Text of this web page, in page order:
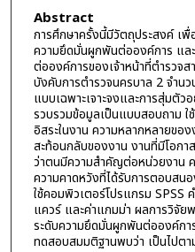
Abstract
การศึกษาครั้งนี้มีวัตถุประสงค์ เ
ความยึดมั่นผูกพันต่อองค์การ แล
ต่อองค์การของเจ้าหน้าที่ตำรวจ
บังคับการตำรวจนครบาล 2 จำน
แบบเฉพาะเจาะจงและการสุ่มตัว
รวบรวมข้อมูลเป็นแบบสอบถาม
อิสระในงาน ความหลากหลายข
สะท้อนกลับของงาน งานที่มีโอกา
ว่าตนมีความสำคัญต่อหน่วยงาน
ความคาดหวังที่ได้รับการตอบสน
ใช้คอมพิวเตอร์โปรแกรม SPSS
แควร์ และค่าแกมม่า ผลการวิจัย
ระดับความยึดมั่นผูกพันต่อองค์ก
ทดสอบสมมติฐานพบว่า เป็นไปต